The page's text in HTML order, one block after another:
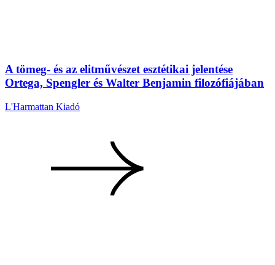
A tömeg- és az elitművészet esztétikai jelentése
Ortega, Spengler és Walter Benjamin filozófiájában
L'Harmattan Kiadó